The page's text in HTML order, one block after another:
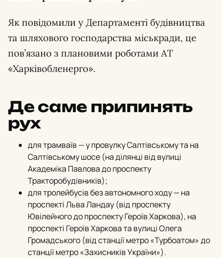
Як повідомили у Департаменті будівництва
та шляхового господарства міськради, це
пов’язано з плановими роботами АТ
«Харківобленерго».
Де саме припинять
рух
для трамваїв — у провулку Салтівському та на
Салтівському шосе (на ділянці від вулиці
Академіка Павлова до проспекту
Тракторобудівників);
для тролейбусів без автономного ходу — на
проспекті Льва Ландау (від проспекту
Ювілейного до проспекту Героїв Харкова), на
проспекті Героїв Харкова та вулиці Олега
Громадського (від станції метро «Турбоатом» до
станції метро «Захисників України»).